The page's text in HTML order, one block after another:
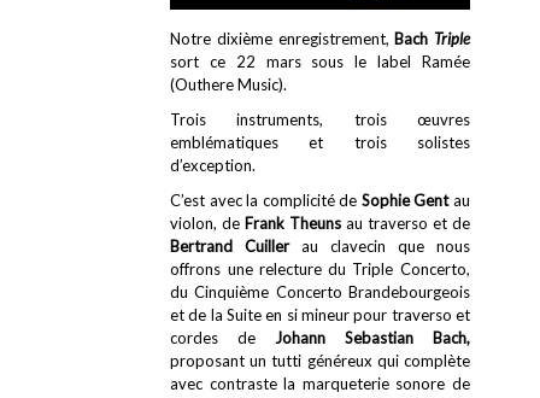
Notre dixième enregistrement, Bach Triple
sort ce 22 mars sous le label Ramée
(Outhere Music).
Trois instruments, trois œuvres
emblématiques et trois solistes
d’exception.
C’est avec la complicité de Sophie Gentau
violon, de Frank Theuns au traverso et de
Bertrand Cuillerau clavecin que nous
offrons une relecture du Triple Concerto,
du Cinquième Concerto Brandebourgeois
et de la Suite en si mineur pour traverso et
cordes de Johann Sebastian Bach,
proposant un tutti généreux qui complète
avec contraste la marqueterie sonore de